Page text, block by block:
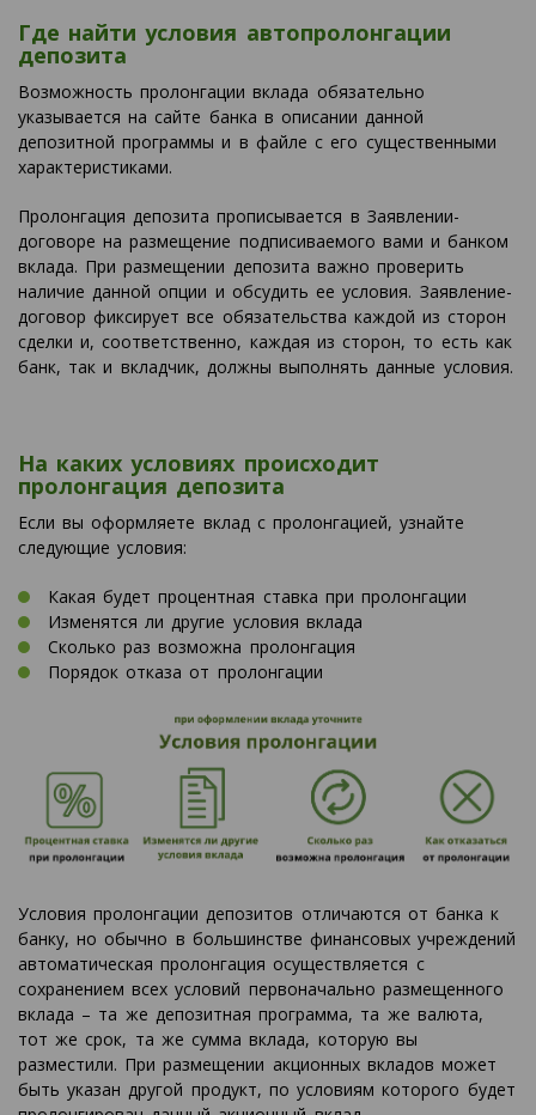
Где найти условия автопролонгации
депозита
Возможность пролонгации вклада обязательно
указывается на сайте банка в описании данной
депозитной программы и в файле с его существенными
характеристиками.
Пролонгация депозита прописывается в Заявлении-
договоре на размещение подписиваемого вами и банком
вклада. При размещении депозита важно проверить
наличие данной опции и обсудить ее условия. Заявление-
договор фиксирует все обязательства каждой из сторон
сделки и, соответственно, каждая из сторон, то есть как
банк, так и вкладчик, должны выполнять данные условия.
На каких условиях происходит
пролонгация депозита
Если вы оформляете вклад с пролонгацией, узнайте
следующие условия:
Какая будет процентная ставка при пролонгации
Изменятся ли другие условия вклада
Сколько раз возможна пролонгация
Порядок отказа от пролонгации
Условия пролонгации депозитов отличаются от банка к
банку, но обычно в большинстве финансовых учреждений
автоматическая пролонгация осуществляется с
сохранением всех условий первоначально размещенного
вклада – та же депозитная программа, та же валюта,
тот же срок, та же сумма вклада, которую вы
разместили. При размещении акционных вкладов может
быть указан другой продукт, по условиям которого будет